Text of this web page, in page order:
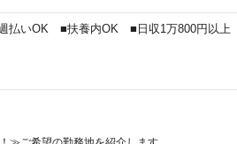
払いOK ■扶養内OK ■日収1万800円以上